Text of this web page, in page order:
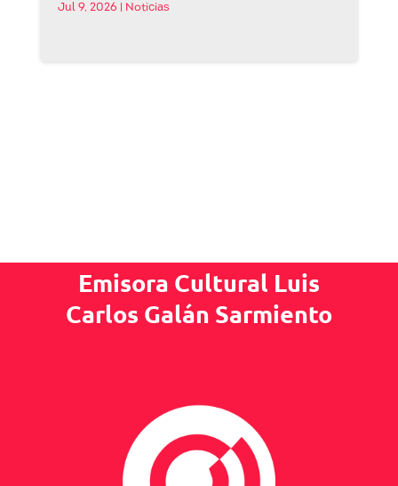
Jul 9, 2026 Noticias
Emisora Cultural Luis
Carlos Galán Sarmiento